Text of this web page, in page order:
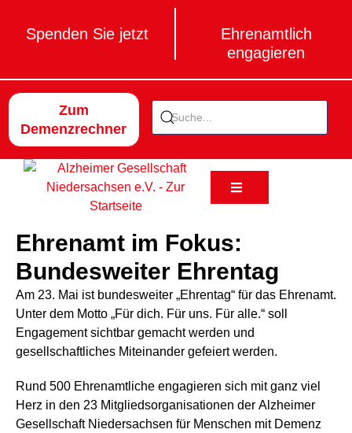
Spenden Sie jetzt
Ehrenamtlich
engagieren
Zum
Demenzrechner
Ehrenamt im Fokus:
Bundesweiter Ehrentag
Am 23. Mai ist bundesweiter „Ehrentag“ für das Ehrenamt.
Unter dem Motto „Für dich. Für uns. Für alle.“ soll
Engagement sichtbar gemacht werden und
gesellschaftliches Miteinander gefeiert werden.
Rund 500 Ehrenamtliche engagieren sich mit ganz viel
Herz in den 23 Mitgliedsorganisationen der Alzheimer
Gesellschaft Niedersachsen für Menschen mit Demenz